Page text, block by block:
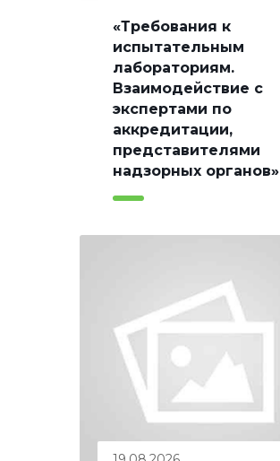
«Требования к
испытательным
лабораториям.
Взаимодействие с
экспертами по
аккредитации,
представителями
надзорных органов»